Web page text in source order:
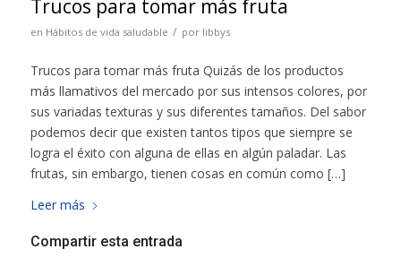
Trucos para tomar más fruta
en Hábitos de vida saludable / por libbys
Trucos para tomar más fruta Quizás de los productos
más llamativos del mercado por sus intensos colores, por
sus variadas texturas y sus diferentes tamaños. Del sabor
podemos decir que existen tantos tipos que siempre se
logra el éxito con alguna de ellas en algún paladar. Las
frutas, sin embargo, tienen cosas en común como […]
Leer más
Compartir esta entrada